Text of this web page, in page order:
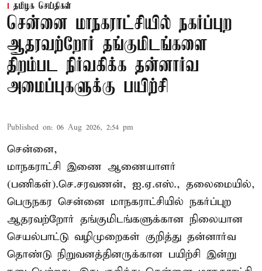
தமிழக செய்திகள்
சென்னை மாநகராட்சியில் நகர்ப்புற
ஆதரவற்றோர் தங்குமிடங்களை
திறம்பட நிர்வகிக்க தன்னார்வ
அமைப்புகளுக்கு பயிற்சி
Published on: 06 Aug 2026, 2:54 pm
சென்னை,
மாநகராட்சி இணை ஆணையாளர்
(பணிகள்).செ.சரவணன், ஐ.ஏ.எஸ்., தலைமையில்,
பெருநகர சென்னை மாநகராட்சியில் நகர்ப்புற
ஆதரவற்றோர் தங்குமிடங்களுக்கான நிலையான
செயல்பாட்டு வழிமுறைகள் குறித்து தன்னார்வ
தொண்டு நிறுவனத்தினருக்கான பயிற்சி இன்று